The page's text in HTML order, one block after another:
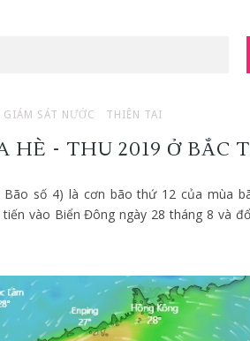
GIÁM SÁT NƯỚC THIÊN TAI
HÈ - THU 2019 Ở BẮC
Bão số 4) là cơn bão thứ 12 của mùa
vào Biển Đông ngày 28 tháng 8 và